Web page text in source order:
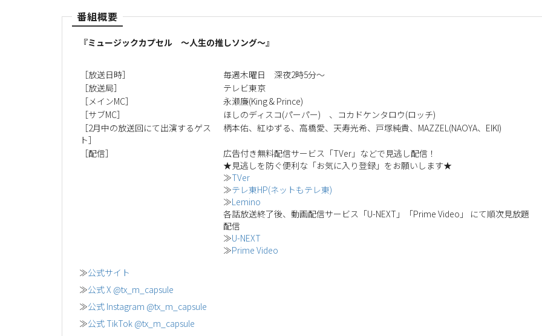
番組概要
『ミュージックカプセル ～人生の推しソング～』
［放送日時］
毎週木曜日 深夜2時5分～
［放送局］
テレビ東京
［メインMC］
永瀬廉(King & Prince)
［サブMC］
ほしのディスコ(パーパー) 、コカドケンタロウ(ロッチ)
［2月中の放送回にて出演するゲス
ト］
柄本佑、紅ゆずる、高橋愛、天寿光希、戸塚純貴、MAZZEL(NAOYA、EIKI)
［配信］
広告付き無料配信サービス「TVer」などで見逃し配信！
★見逃しを防ぐ便利な「お気に入り登録」をお願いします★
≫TVer
≫テレ東HP(ネットもテレ東)
≫Lemino
各話放送終了後、動画配信サービス「U-NEXT」「Prime Video」 にて順次見放題
配信
≫U-NEXT
≫Prime Video
≫公式サイト
≫公式 X @tx_m_capsule
≫公式 Instagram @tx_m_capsule
≫公式 TikTok @tx_m_capsule